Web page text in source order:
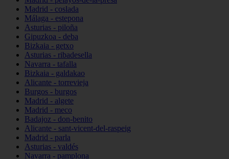
Madrid - coslada
Málaga - estepona
Asturias - piloña
Gipuzkoa - deba
Bizkaia - getxo
Asturias - ribadesella
Navarra - tafalla
Bizkaia - galdakao
Alicante - torrevieja
Burgos - burgos
Madrid - algete
Madrid - meco
Badajoz - don-benito
Alicante - sant-vicent-del-raspeig
Madrid - parla
Asturias - valdés
Navarra - pamplona